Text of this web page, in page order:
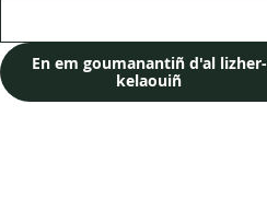
En em goumanantiñ d'al lizher-
kelaouiñ